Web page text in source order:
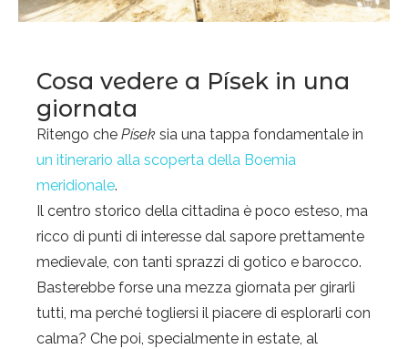
Cosa vedere a Písek in una
giornata
Ritengo che Písek sia una tappa fondamentale in
un itinerario alla scoperta della Boemia
meridionale.
Il centro storico della cittadina è poco esteso, ma
ricco di punti di interesse dal sapore prettamente
medievale, con tanti sprazzi di gotico e barocco.
Basterebbe forse una mezza giornata per girarli
tutti, ma perché togliersi il piacere di esplorarli con
calma? Che poi, specialmente in estate, al